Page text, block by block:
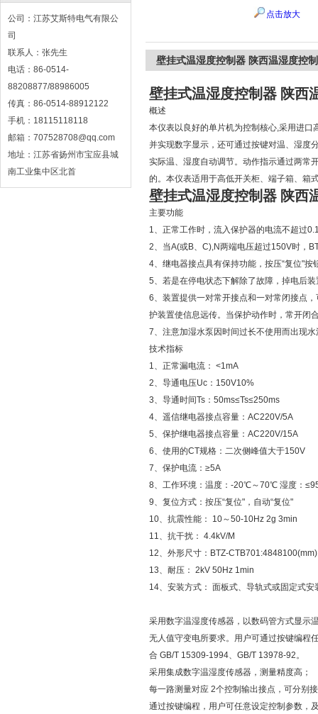
公司：江苏艾斯特电气有限公
司
联系人：张先生
电话：86-0514-
88208877/88986005
传真：86-0514-88912122
手机：18115118118
邮箱：707528708@qq.com
地址：江苏省扬州市宝应县城
南工业集中区北首
点击放大
壁挂式温湿度控制器 陕西温湿度控
壁挂式温湿度控制器 陕西
概述
本仪表以良好的单片机为控制核心,采用进
并实现数字显示，还可通过按键对温、湿度
实际温、湿度自动调节。动作指示通过两常
的。本仪表适用于高低开关柜、端子箱、箱
壁挂式温湿度控制器 陕西
主要功能
1、正常工作时，流入保护器的电流不超过
2、当A(或B、C),N两端电压超过150V时，
4、继电器接点具有保持功能，按压“复位"按
5、若是在停电状态下解除了故障，掉电后
6、装置提供一对常开接点和一对常闭接点
护装置使信息远传。当保护动作时，常开闭
7、注意加湿水泵因时间过长不使用而出现
技术指标
1、正常漏电流： <1mA
2、导通电压Uc：150V10%
3、导通时间Ts：50ms≤Ts≤250ms
4、遥信继电器接点容量：AC220V/5A
5、保护继电器接点容量：AC220V/15A
6、使用的CT规格：二次侧峰值大于150V
7、保护电流：≥5A
8、工作环境：温度：-20℃～70℃ 湿度：
9、复位方式：按压“复位"，自动“复位"
10、抗震性能： 10～50-10Hz 2g 3min
11、抗干扰： 4.4kV/M
12、外形尺寸：BTZ-CTB701:4848100(mm)
13、耐压： 2kV 50Hz 1min
14、安装方式： 面板式、导轨式或固定式安
采用数字温湿度传感器，以数码管方式显示
无人值守变电所要求。用户可通过按键编程
合 GB/T 15309-1994、GB/T 13978-92。
采用集成数字温湿度传感器，测量精度高；
每一路测量对应 2个控制输出接点，可分别
通过按键编程，用户可任意设定控制参数，